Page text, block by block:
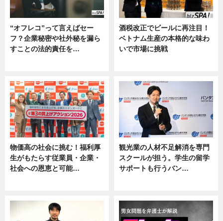
“オフレコ”って言えばセー
フ？企業秘密や社外秘を漏ら
すことの法的責任を…
酒税改正でビールに再注目！
ベトナム生産の本格的な味わ
いで市場に挑戦
物価高の社会に挑む！福利厚
生がもたらす従業員・企業・
社会への恩恵と可能…
観光業の人材不足解消を専門
スクールが担う。学生の留学
サポートも行うバン…